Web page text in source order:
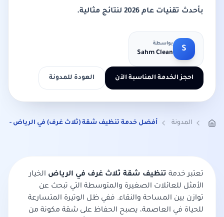
بأحدث تقنيات عام 2026 لنتائج مثالية.
S
بواسطة
Sahm Clean
احجز الخدمة المناسبة الآن العودة للمدونة
المدونة أفضل خدمة تنظيف شقة (ثلاث غرف) في الرياض -
تعتبر خدمة تنظيف شقة ثلاث غرف في الرياض الخيار
الأمثل للعائلات الصغيرة والمتوسطة التي تبحث عن
توازن بين المساحة والنقاء. ففي ظل الوتيرة المتسارعة
للحياة في العاصمة، يصبح الحفاظ على شقة مكونة من